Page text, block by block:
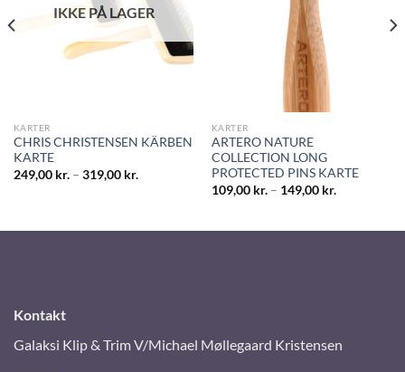
IKKE PÅ LAGER
KARTER
CHRIS CHRISTENSEN KÄRBEN
KARTE
249,00 kr.– 319,00 kr.
KARTER
ARTERO NATURE
COLLECTION LONG
PROTECTED PINS KARTE
109,00 kr.– 149,00 kr.
Kontakt
Galaksi Klip & Trim V/Michael Møllegaard Kristensen